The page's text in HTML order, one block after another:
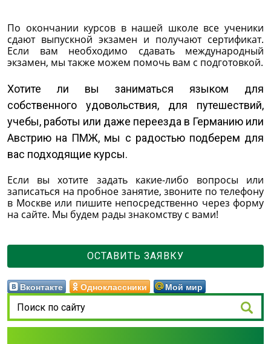
По окончании курсов в нашей школе все ученики
сдают выпускной экзамен и получают сертификат.
Если вам необходимо сдавать международный
экзамен, мы также можем помочь вам с подготовкой.
Хотите ли вы заниматься языком для
собственного удовольствия, для путешествий,
учебы, работы или даже переезда в Германию или
Австрию на ПМЖ, мы с радостью подберем для
вас подходящие курсы.
Если вы хотите задать какие-либо вопросы или
записаться на пробное занятие, звоните по телефону
в Москве или пишите непосредственно через форму
на сайте. Мы будем рады знакомству с вами!
ОСТАВИТЬ ЗАЯВКУ
Вконтакте Одноклассники Мой мир